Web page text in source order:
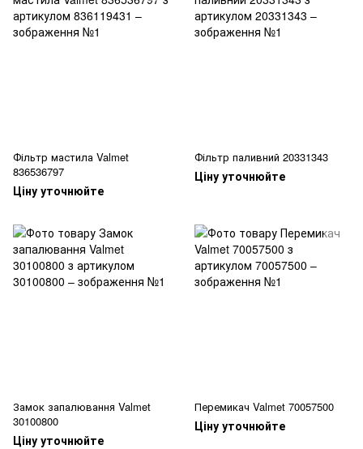
Фільтр мастила Valmet
836536797
Ціну уточнюйте
Фільтр паливний 20331343
Ціну уточнюйте
Замок запалювання Valmet
30100800
Ціну уточнюйте
Перемикач Valmet 70057500
Ціну уточнюйте